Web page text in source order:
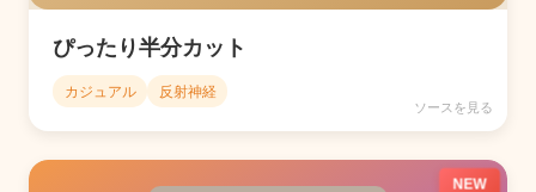
ぴったり半分カット
カジュアル 反射神経
ソースを見る
NEW